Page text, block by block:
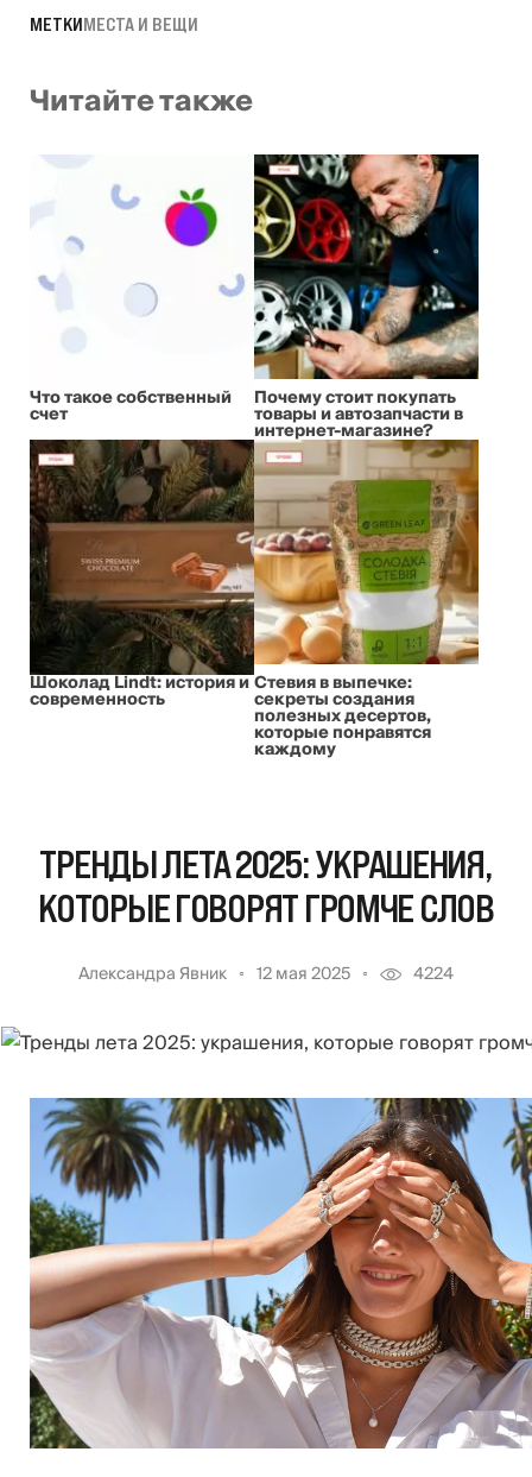
МЕТКИМЕСТА И ВЕЩИ
Читайте также
Что такое собственный
счет
Почему стоит покупать
товары и автозапчасти в
интернет-магазине?
Шоколад Lindt: история и
современность
Стевия в выпечке:
секреты создания
полезных десертов,
которые понравятся
каждому
ТРЕНДЫ ЛЕТА 2025: УКРАШЕНИЯ,
КОТОРЫЕ ГОВОРЯТ ГРОМЧЕ СЛОВ
Александра Явник 12 мая 2025 4224